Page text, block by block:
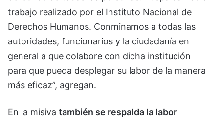
trabajo realizado por el Instituto Nacional de
Derechos Humanos. Conminamos a todas las
autoridades, funcionarios y la ciudadanía en
general a que colabore con dicha institución
para que pueda desplegar su labor de la manera
más eficaz”, agregan.
En la misiva también se respalda la labor